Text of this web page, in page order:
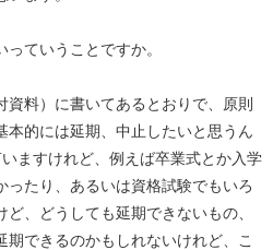
ていうことですか。
料）に書いてあるとおりで、原則
本的には延期、中止したいと思うん
ますけれど、例えば卒業式とか入学
たり、あるいは資格試験でもいろ
、どうしても延期できないもの、
できるのかもしれないけれど、こ